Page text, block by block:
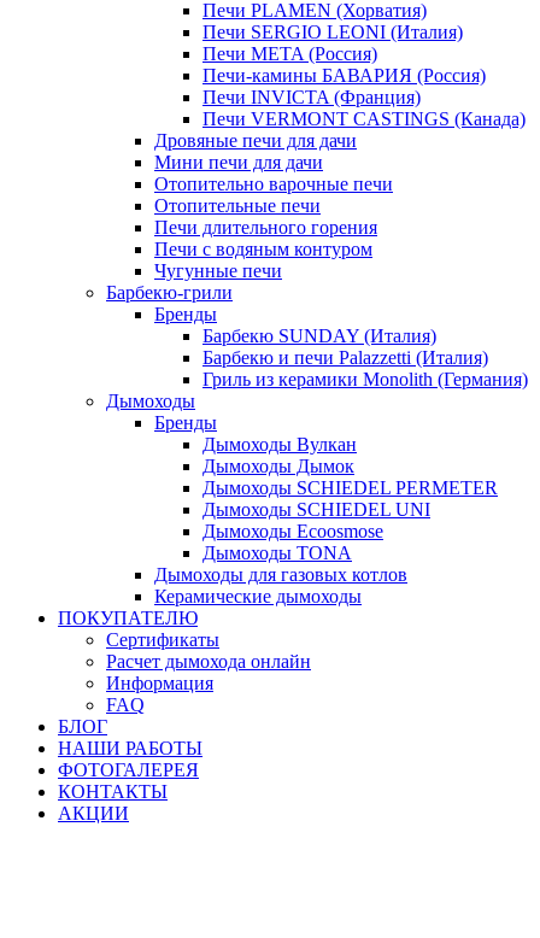
Печи PLAMEN (Хорватия)
Печи SERGIO LEONI (Италия)
Печи META (Россия)
Печи-камины БАВАРИЯ (Россия)
Печи INVICTA (Франция)
Печи VERMONT CASTINGS (Канада)
Дровяные печи для дачи
Мини печи для дачи
Отопительно варочные печи
Отопительные печи
Печи длительного горения
Печи с водяным контуром
Чугунные печи
Барбекю-грили
Бренды
Барбекю SUNDAY (Италия)
Барбекю и печи Palazzetti (Италия)
Гриль из керамики Monolith (Германия)
Дымоходы
Бренды
Дымоходы Вулкан
Дымоходы Дымок
Дымоходы SCHIEDEL PERMETER
Дымоходы SCHIEDEL UNI
Дымоходы Ecoosmose
Дымоходы TONA
Дымоходы для газовых котлов
Керамические дымоходы
ПОКУПАТЕЛЮ
Сертификаты
Расчет дымохода онлайн
Информация
FAQ
БЛОГ
НАШИ РАБОТЫ
ФОТОГАЛЕРЕЯ
КОНТАКТЫ
АКЦИИ